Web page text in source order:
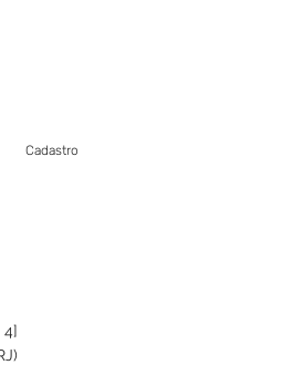
Cadastro
4]